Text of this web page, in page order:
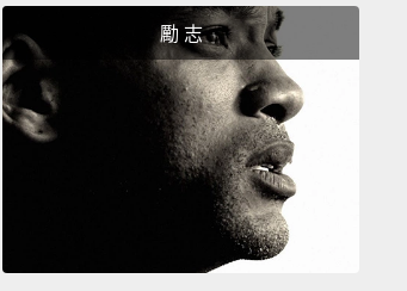
is the color wheel.
組合在一起，並設計出有專業感的配
證明的可靠配色方式可以派得上用
的原理。你需要的就是色環。
harmony is monochromatic
color or hue.
Just pick a spot on
your knowledge of saturation and
勵 志